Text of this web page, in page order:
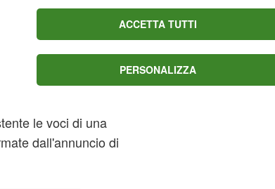
parentesi bellissima,
nella vita quotidiana.
le voci di una
dall'annuncio di
ACCETTA TUTTI
PERSONALIZZA